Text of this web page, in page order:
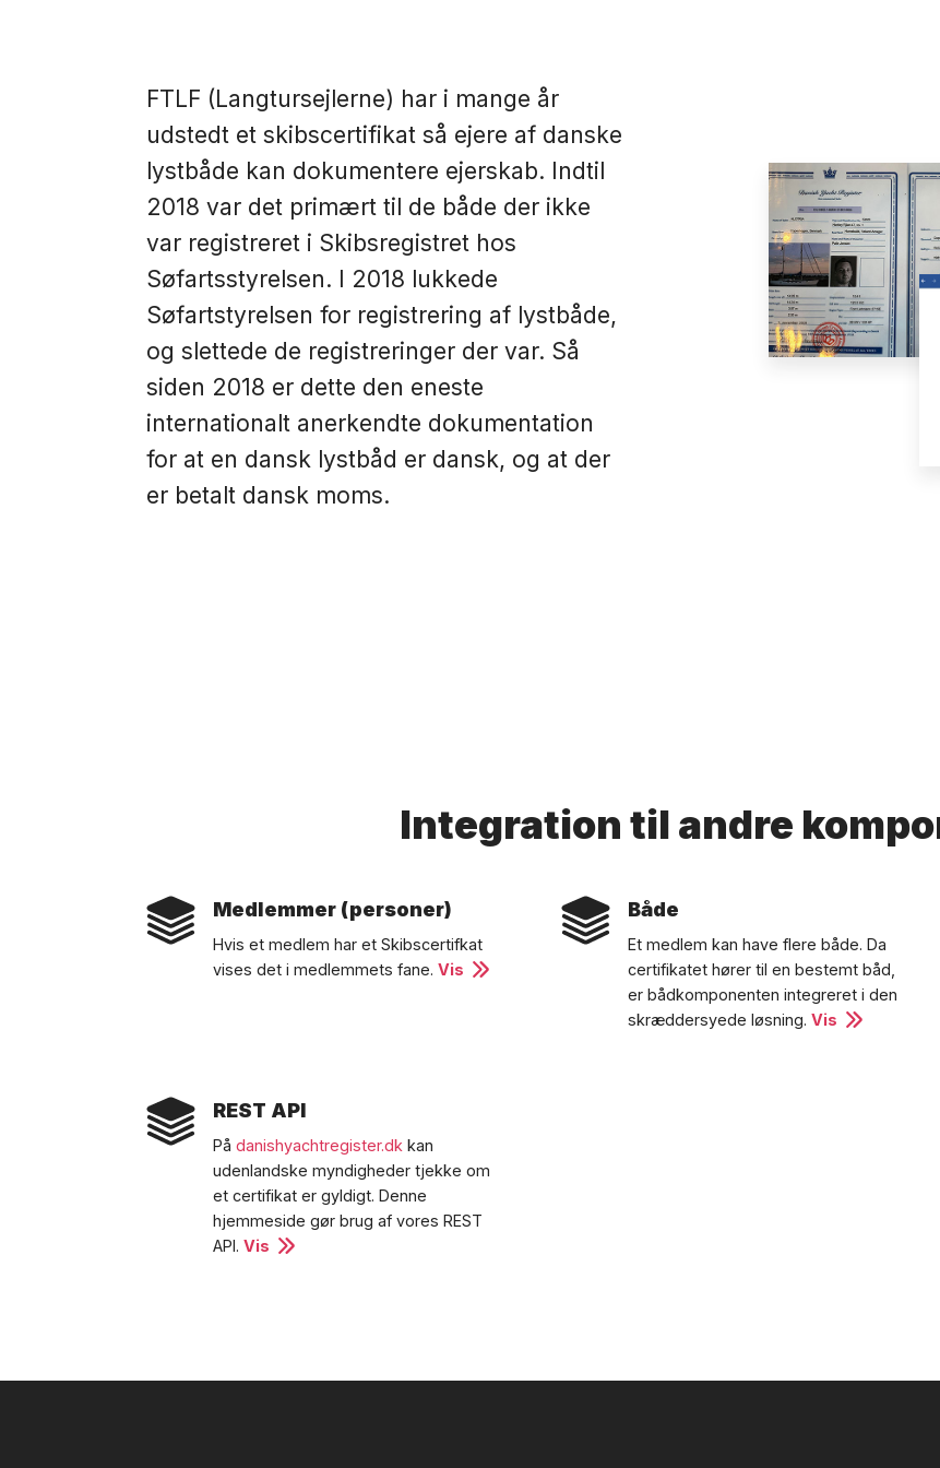
FTLF (Langtursejlerne) har i mange år
udstedt et skibscertifikat så ejere af danske
lystbåde kan dokumentere ejerskab. Indtil
2018 var det primært til de både der ikke
var registreret i Skibsregistret hos
Søfartsstyrelsen. I 2018 lukkede
Søfartstyrelsen for registrering af lystbåde,
og slettede de registreringer der var. Så
siden 2018 er dette den eneste
internationalt anerkendte dokumentation
for at en dansk lystbåd er dansk, og at der
er betalt dansk moms.
Integration til andre
Medlemmer (personer)
Hvis et medlem har et Skibscertifkat
vises det i medlemmets fane. Vis
Både
Et medlem kan have flere både. Da
certifikatet hører til en bestemt båd,
er bådkomponenten integreret i den
skræddersyede løsning. Vis
REST API
På danishyachtregister.dk kan
udenlandske myndigheder tjekke om
et certifikat er gyldigt. Denne
hjemmeside gør brug af vores REST
API. Vis